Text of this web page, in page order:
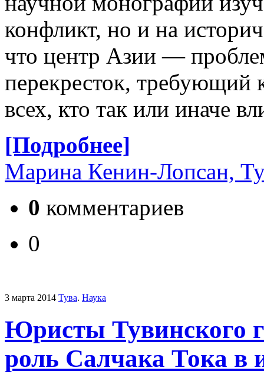
конфликт, но и на
что центр Азии —
перекресток, требующий
всех, кто так или иначе
[Подробнее]
Марина Кенин-Лопсан,
0 комментариев
0
3 марта 2014 Тува. Наука
Юристы Тувинского
роль Салчака Тока в